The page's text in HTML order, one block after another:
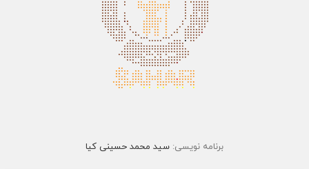
برنامه نویسی:سید محمد حسینی کیا